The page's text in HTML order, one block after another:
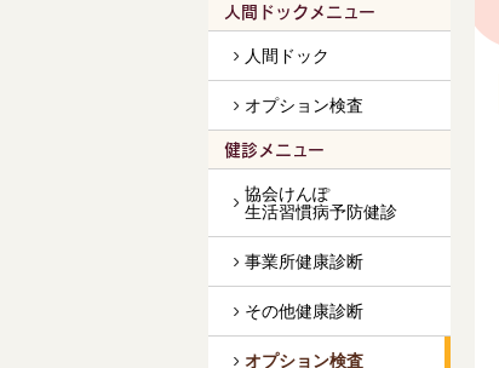
人間ドックメニュー
人間ドック
オプション検査
健診メニュー
協会けんぽ
生活習慣病予防健診
事業所健康診断
その他健康診断
オプション検査